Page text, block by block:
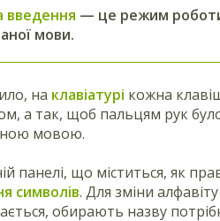
введення — це режим
мови.
на клавіатурі кожна
а так, щоб пальцям рук
мовою.
панелі, що міститься, як
символів. Для зміни
обирають назву